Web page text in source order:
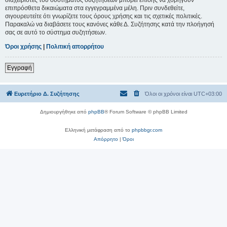
επιπρόσθετα δικαιώματα στα εγγεγραμμένα μέλη. Πριν συνδεθείτε,
σιγουρευτείτε ότι γνωρίζετε τους όρους χρήσης και τις σχετικές πολιτικές.
Παρακαλώ να διαβάσετε τους κανόνες κάθε Δ. Συζήτησης κατά την πλοήγησή
σας σε αυτό το σύστημα συζητήσεων.
Όροι χρήσης | Πολιτική απορρήτου
Εγγραφή
Ευρετήριο Δ. Συζήτησης Όλοι οι χρόνοι είναι UTC+03:00
Δημιουργήθηκε από phpBB® Forum Software © phpBB Limited
Ελληνική μετάφραση από το phpbbgr.com
Απόρρητο|Όροι